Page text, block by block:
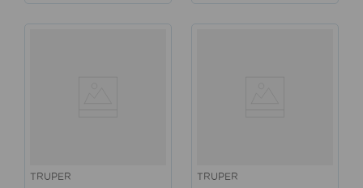
TRUPER TRUPER